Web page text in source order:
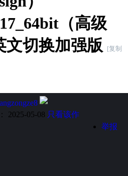
（高级
文切换加强版
[复制
2025-05-08 只看该作
举报